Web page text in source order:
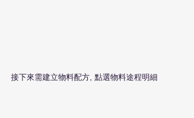
接下來需建立物料配方, 點選物料途程明細